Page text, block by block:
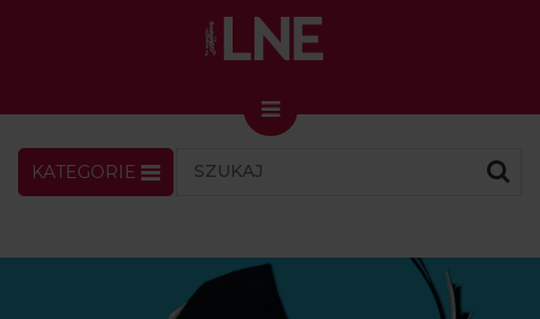
LNENEWS
KONGRES I TARGI
Skin Master w Warszawie
KATEGORIE